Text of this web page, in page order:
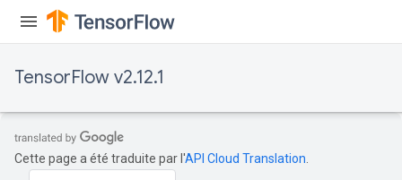
TensorFlow v2.12.1
Cette page a été traduite par l'API Cloud Translation